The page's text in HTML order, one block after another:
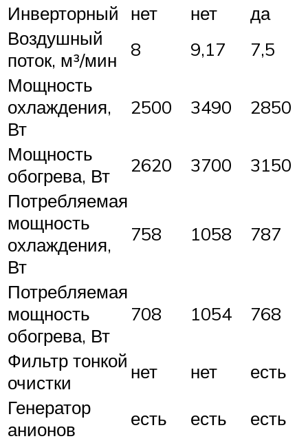
Инверторный
нет нет
да
Воздушный
поток, м³/мин
8 9,17
7,5
Мощность
охлаждения,
Вт
2500 3490 2850
Мощность
обогрева, Вт
2620 3700
3150
Потребляемая
мощность
охлаждения,
Вт
758 1058 787
Потребляемая
мощность
обогрева, Вт
708 1054 768
Фильтр тонкой
очистки
нет нет
есть
Генератор
анионов
есть есть
есть